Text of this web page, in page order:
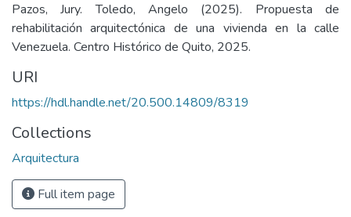
Pazos, Jury. Toledo, Angelo (2025). Propuesta de
rehabilitación arquitectónica de una vivienda en la calle
Venezuela. Centro Histórico de Quito, 2025.
URI
https://hdl.handle.net/20.500.14809/8319
Collections
Arquitectura
Full item page